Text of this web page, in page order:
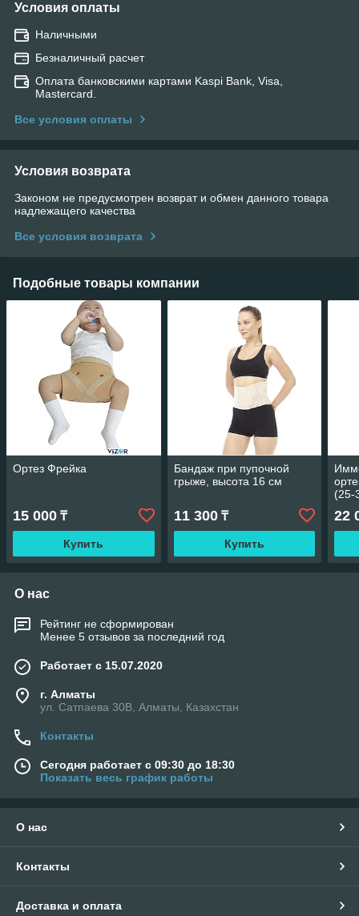
Условия оплаты
Наличными
Безналичный расчет
Оплата банковскими картами Kaspi Bank, Visa,
Mastercard.
Все условия оплаты
Условия возврата
Законом не предусмотрен возврат и обмен данного товара
надлежащего качества
Все условия возврата
Подобные товары компании
Ортез Фрейка
15 000 ₸
Купить
Бандаж при пупочной
грыже, высота 16 см
11 300₸
Купить
(25-
22
О нас
Рейтинг не сформирован
Менее 5 отзывов за последний год
Работает с 15.07.2020
г. Алматы
ул. Сатпаева 30В, Алматы, Казахстан
Контакты
Сегодня работает с 09:30 до 18:30
Показать весь график работы
О нас
Контакты
Доставка и оплата